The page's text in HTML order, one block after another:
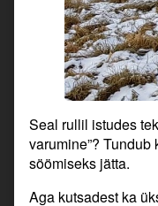
Seal rullil istudes
varumine”?
söömiseks jätta.
Aga kutsadest ka